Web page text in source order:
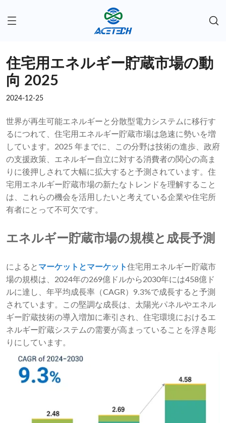
住宅用エネルギー貯蔵市場の動
向 2025
2024-12-25
世界が再生可能エネルギーと分散型電力システムに移行す
るにつれて、住宅用エネルギー貯蔵市場は急速に勢いを増
しています。2025 年までに、この分野は技術の進歩、政府
の支援政策、エネルギー自立に対する消費者の関心の高ま
りに後押しされて大幅に拡大すると予測されています。住
宅用エネルギー貯蔵市場の新たなトレンドを理解すること
は、これらの機会を活用したいと考えている企業や住宅所
有者にとって不可欠です。
エネルギー貯蔵市場の規模と成長予測
によると マーケットとマーケット住宅用エネルギー貯蔵市
場の規模は、2024年の269億ドルから2030年には458億ド
ルに達し、年平均成長率（CAGR）9.3%で成長すると予測
されています。この堅調な成長は、太陽光パネルやエネル
ギー貯蔵技術の導入増加に牽引され、住宅環境におけるエ
ネルギー貯蔵システムの需要が高まっていることを浮き彫
りにしています。